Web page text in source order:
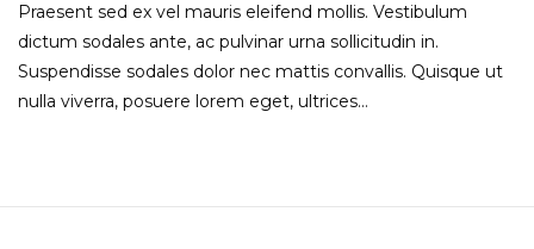
Praesent sed ex vel mauris eleifend mollis. Vestibulum
dictum sodales ante, ac pulvinar urna sollicitudin in.
Suspendisse sodales dolor nec mattis convallis. Quisque ut
nulla viverra, posuere lorem eget, ultrices…